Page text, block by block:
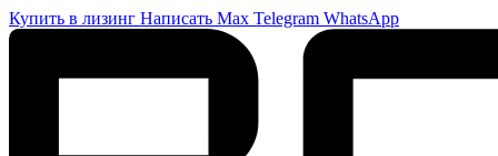
Купить в лизинг Написать Max Telegram WhatsApp